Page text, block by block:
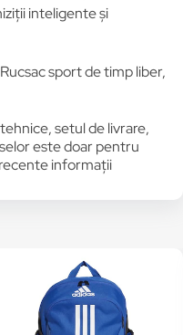
inteligente și
sport de timp liber,
setul de livrare,
este doar pentru
informații